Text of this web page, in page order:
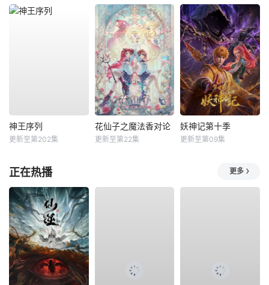
神王序列
更新至第202集
花仙子之魔法香对论
更新至第22集
妖神记第十季
更新至第09集
正在热播 更多